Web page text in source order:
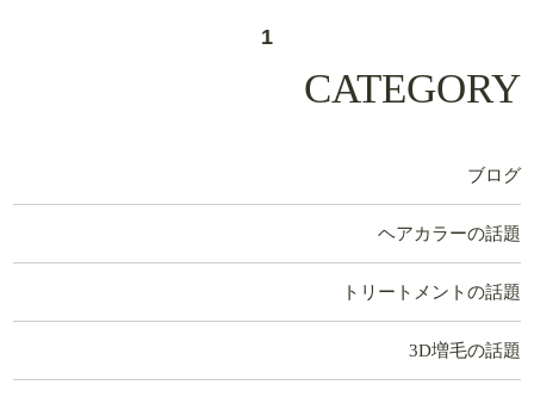
1
CATEGORY
ブログ
ヘアカラーの話題
トリートメントの話題
3D増毛の話題